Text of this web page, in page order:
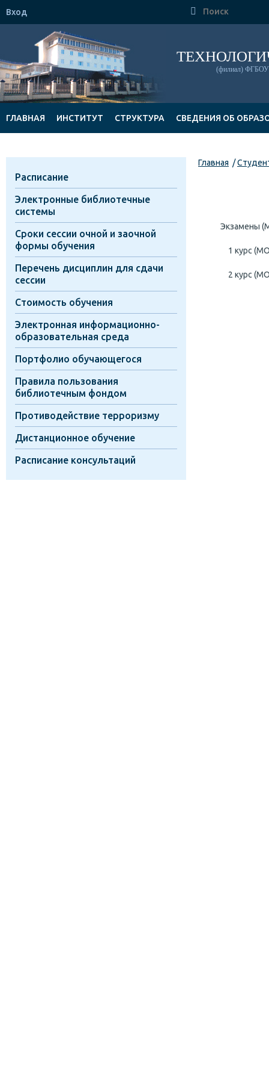
Вход 
(филиал) ФГБОУ
ГЛАВНАЯ ИНСТИТУТ СТРУКТУРА СВЕДЕНИЯ ОБ
Главная
Экзамены
1 курс
2 курс
Расписание
Электронные библиотечные
системы
Сроки сессии очной и заочной
формы обучения
Перечень дисциплин для сдачи
сессии
Стоимость обучения
Электронная информационно-
образовательная среда
Портфолио обучающегося
Правила пользования
библиотечным фондом
Противодействие терроризму
Дистанционное обучение
Расписание консультаций